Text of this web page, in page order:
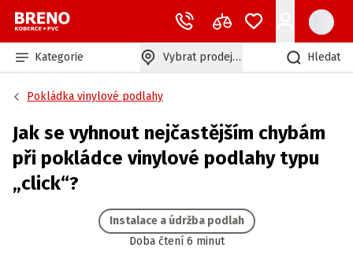
Kategorie Vybrat prodejnu Hledat
Pokládka vinylové podlahy
Jak se vyhnout nejčastějším chybám
při pokládce vinylové podlahy typu
„click“?
Doba čtení 6 minut
Instalace a údržba podlah